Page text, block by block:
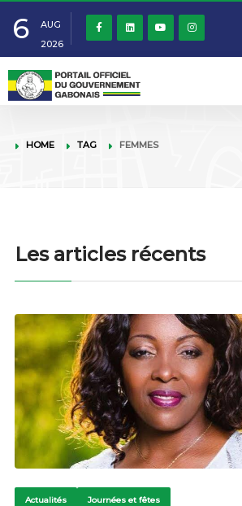
6
AUG
2026
HOME TAG FEMMES
Les articles récents
Actualités Journées et fêtes